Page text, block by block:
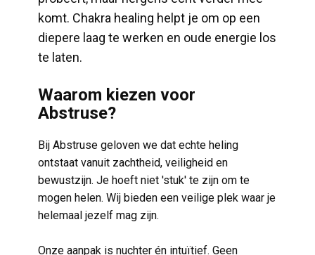
komt. Chakra healing helpt je om op een
diepere laag te werken en oude energie los
te laten.
​Waarom kiezen voor
Abstruse?
​Bij Abstruse geloven we dat echte heling
ontstaat vanuit zachtheid, veiligheid en
bewustzijn. Je hoeft niet 'stuk' te zijn om te
mogen helen. Wij bieden een veilige plek waar je
helemaal jezelf mag zijn.
Onze aanpak is nuchter én intuïtief. Geen